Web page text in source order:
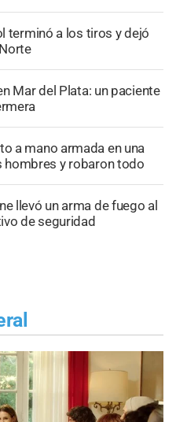
terminó a los tiros y dejó
Mar del Plata: un paciente
a mano armada en una
hombres y robaron todo
llevó un arma de fuego al
de seguridad